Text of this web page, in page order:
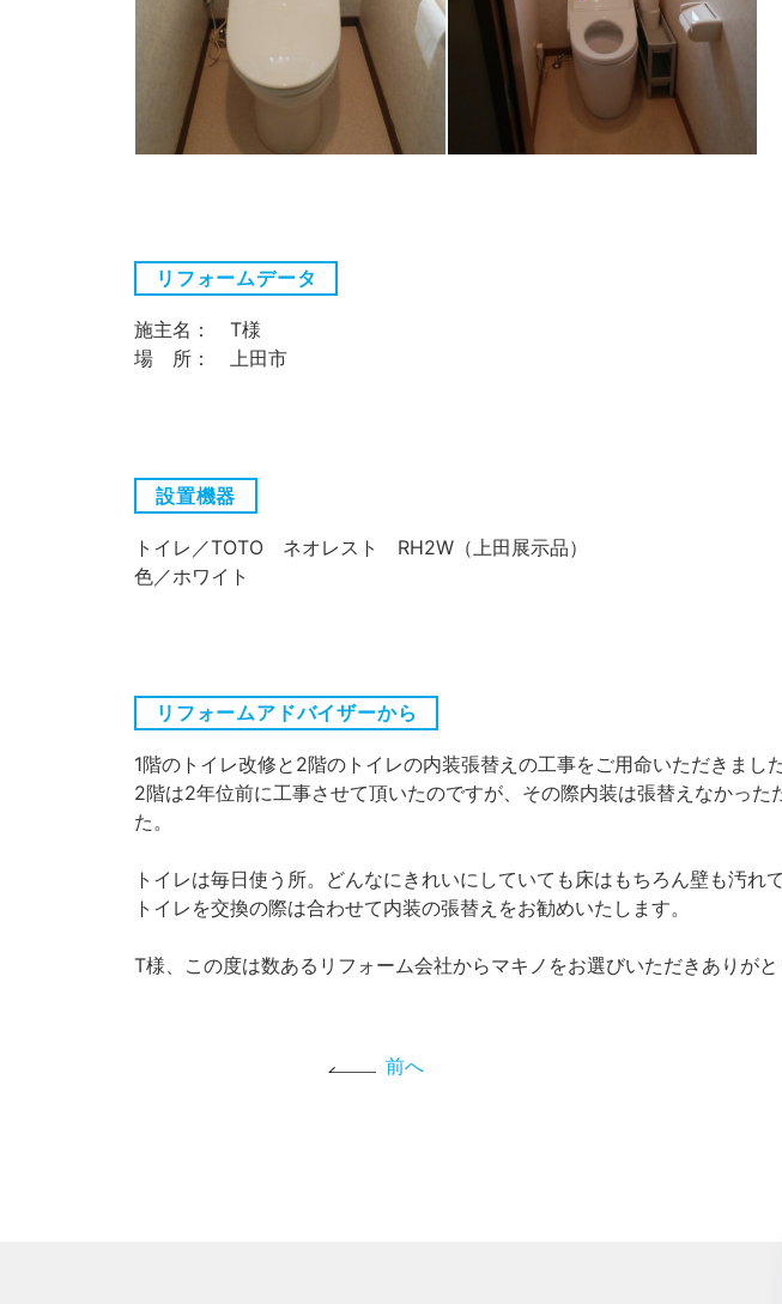
リフォームデータ
施主名： T様
場 所： 上田市
設置機器
トイレ／TOTO ネオレスト RH2W（上田展示品）
色／ホワイト
リフォームアドバイザーから
1階のトイレ改修と2階のトイレの内装張替えの工事をご用命いただきました
2階は2年位前に工事させて頂いたのですが、その際内装は張替えなかった
た。
トイレは毎日使う所。どんなにきれいにしていても床はもちろん壁も汚れて
トイレを交換の際は合わせて内装の張替えをお勧めいたします。
T様、この度は数あるリフォーム会社からマキノをお選びいただきありがと
前へ